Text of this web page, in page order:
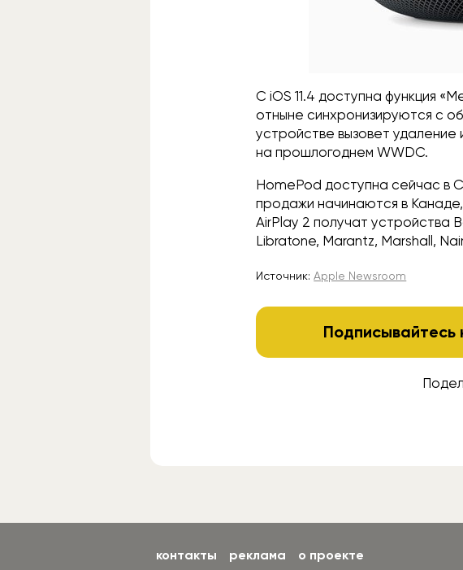
С iOS 11.4 доступна функция
отныне синхронизируются с
устройстве вызовет
на прошлогоднем WWDC.
HomePod доступна сейчас в
продажи начинаются в
AirPlay 2 получат устройства
Libratone, Marantz, Marshall,
Источник:Apple Newsroom
Подписывайтесь
контакты реклама о проекте